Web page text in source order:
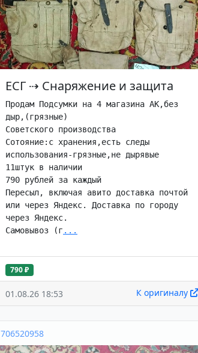
ЕСГ ⇢ Снаряжение и защита
Продам Подсумки на 4 магазина АК,без
дыр,(грязные)
Советского производства
Сотояние:с хранения,есть следы
использования-грязные,не дырявые
11штук в наличии
790 рублей за каждый
Пересыл, включая авито доставка почтой
или через Яндекс. Доставка по городу
через Яндекс.
Самовывоз (г ...
790 ₽
01.08.26 18:53 К оригиналу
706520958